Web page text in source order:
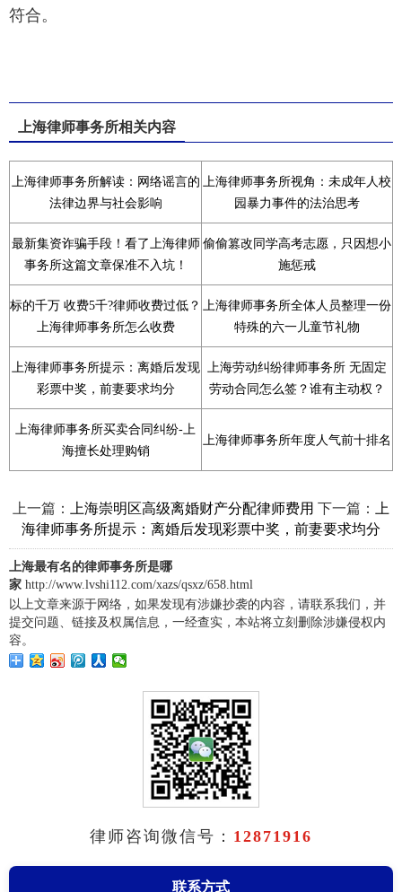
符合。
上海律师事务所相关内容
上海律师事务所解读：网络谣言的
法律边界与社会影响
上海律师事务所视角：未成年人校
园暴力事件的法治思考
最新集资诈骗手段！看了上海律师
事务所这篇文章保准不入坑！
偷偷篡改同学高考志愿，只因想小
施惩戒
标的千万 收费5千?律师收费过低？
上海律师事务所怎么收费
上海律师事务所全体人员整理一份
特殊的六一儿童节礼物
上海律师事务所提示：离婚后发现
彩票中奖，前妻要求均分
上海劳动纠纷律师事务所 无固定
劳动合同怎么签？谁有主动权？
上海律师事务所买卖合同纠纷-上
海擅长处理购销
上海律师事务所年度人气前十排名
上一篇： 上海崇明区高级离婚财产分配律师费用 下一篇：
上
海律师事务所提示：离婚后发现彩票中奖，前妻要求均分
上海最有名的律师事务所是哪
家 http://www.lvshi112.com/xazs/qsxz/658.html
以上文章来源于网络，如果发现有涉嫌抄袭的内容，请联系我们，并
提交问题、链接及权属信息，一经查实，本站将立刻删除涉嫌侵权内
容。
律师咨询微信号： 12871916
联系方式